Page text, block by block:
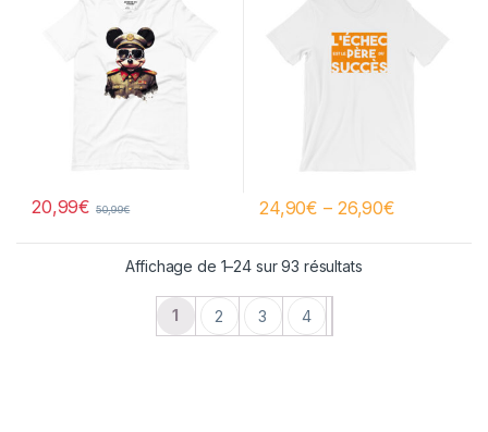
20,99€ 50,99€ 24,90€ – 26,90€
Affichage de 1–24 sur 93 résultats
1 2 3 4